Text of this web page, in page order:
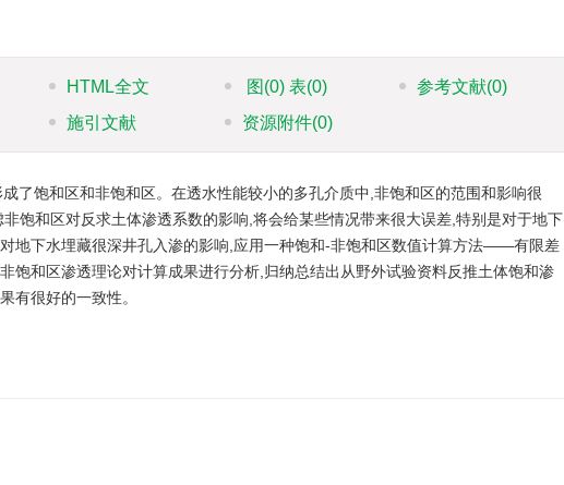
HTML全文 图 (0)表(0) 参考文献(0)
施引文献 资源附件(0)
了饱和区和非饱和区。在透水性能较小的多孔介质中,非饱和区的范围和影响很
饱和区对反求土体渗透系数的影响,将会给某些情况带来很大误差,特别是对于地下
地下水埋藏很深井孔入渗的影响,应用一种饱和-非饱和区数值计算方法——有限差
饱和区渗透理论对计算成果进行分析,归纳总结出从野外试验资料反推土体饱和渗
有很好的一致性。